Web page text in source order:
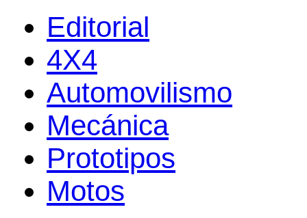
Editorial
4X4
Automovilismo
Mecánica
Prototipos
Motos